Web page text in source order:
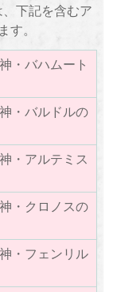
下記を含むア
す。
・バハムート
・バルドルの
・アルテミス
・クロノスの
・フェンリル